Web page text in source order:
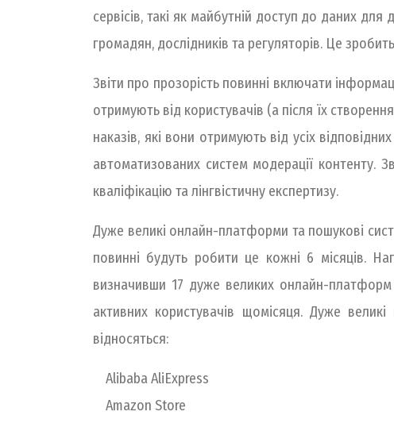
сервісів, такі як майбутній доступ до даних для
громадян, дослідників та регуляторів. Це
Звіти про прозорість повинні включати
отримують від користувачів (а після їх
наказів, які вони отримують від усіх
автоматизованих систем модерації контенту.
кваліфікацію та лінгвістичну експертизу.
Дуже великі онлайн-платформи та пошукові
повинні будуть робити це кожні 6 місяців.
визначивши 17 дуже великих онлайн-
активних користувачів щомісяця. Дуже
відносяться:
Alibaba AliExpress
Amazon Store